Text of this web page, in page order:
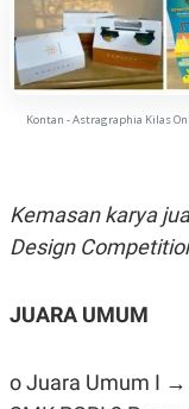
G
A
N
N
K
N
E
J
A
M
E
P
E
A
E
R
S
Kontan - Astragraphia Kilas
Kemasan karya
Design
JUARA UMUM
o Juara Umum I →